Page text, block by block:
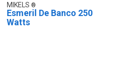
MIKELS
Esmeril De Banco 250
Watts